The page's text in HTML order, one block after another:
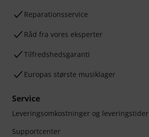
Reparationsservice
Råd fra vores eksperter
Tilfredshedsgaranti
Europas største musiklager
Service
Leveringsomkostninger og leveringstider
Supportcenter